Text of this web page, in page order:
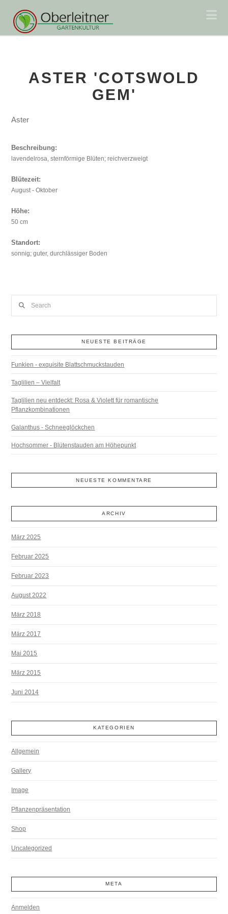
ASTER 'COTSWOLD
GEM'
Aster
Beschreibung:
lavendelrosa, sternförmige Blüten; reichverzweigt
Blütezeit:
August - Oktober
Höhe:
50 cm
Standort:
sonnig; guter, durchlässiger Boden
NEUESTE BEITRÄGE
Funkien - exquisite Blattschmuckstauden
Taglilien – Vielfalt
Taglilien neu entdeckt: Rosa & Violett für romantische
Pflanzkombinationen
Galanthus - Schneeglöckchen
Hochsommer - Blütenstauden am Höhepunkt
NEUESTE KOMMENTARE
ARCHIV
März 2025
Februar 2025
Februar 2023
August 2022
März 2018
März 2017
Mai 2015
März 2015
Juni 2014
KATEGORIEN
Allgemein
Gallery
Image
Pflanzenpräsentation
Shop
Uncategorized
META
Anmelden